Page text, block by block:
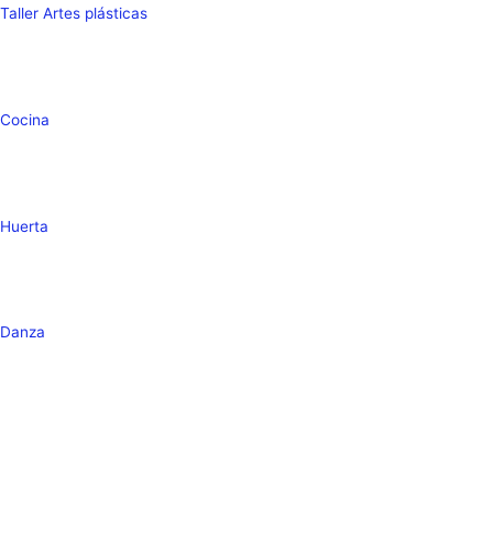
Taller Artes plásticas
Cocina
Huerta
Danza